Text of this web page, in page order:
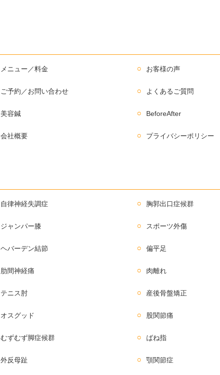
メニュー／料金 お客様の声
ご予約／お問い合わせ よくあるご質問
美容鍼 BeforeAfter
会社概要 プライバシーポリシー
自律神経失調症 胸郭出口症候群
ジャンパー膝 スポーツ外傷
ヘバーデン結節 偏平足
肋間神経痛 肉離れ
テニス肘 産後骨盤矯正
オスグッド 股関節痛
むずむず脚症候群 ばね指
外反母趾 顎関節症